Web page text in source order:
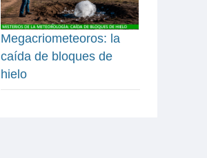
Megacriometeoros: la
caída de bloques de
hielo